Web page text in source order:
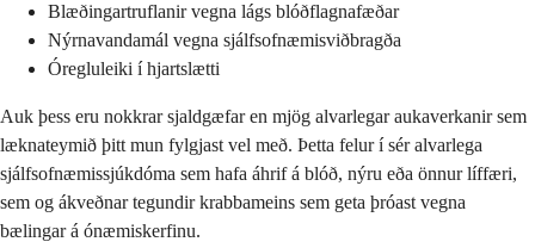
Blæðingartruflanir vegna lágs blóðflagnafæðar
Nýrnavandamál vegna sjálfsofnæmisviðbragða
Óregluleiki í hjartslætti
Auk þess eru nokkrar sjaldgæfar en mjög alvarlegar aukaverkanir sem
læknateymið þitt mun fylgjast vel með. Þetta felur í sér alvarlega
sjálfsofnæmissjúkdóma sem hafa áhrif á blóð, nýru eða önnur líffæri,
sem og ákveðnar tegundir krabbameins sem geta þróast vegna
bælingar á ónæmiskerfinu.